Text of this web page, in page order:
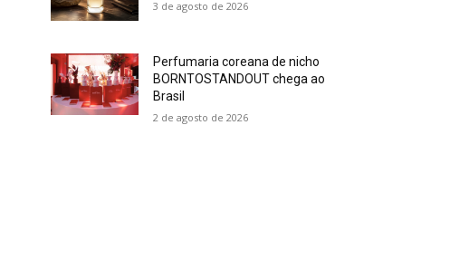
3 de agosto de 2026
Perfumaria coreana de nicho
BORNTOSTANDOUT chega ao
Brasil
2 de agosto de 2026